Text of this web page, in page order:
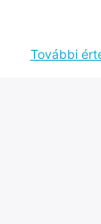
További